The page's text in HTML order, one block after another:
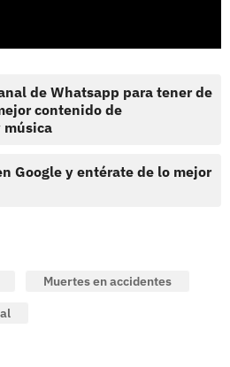
de Whatsapp para tener de
contenido de
Google y entérate de lo mejor
Muertes en accidentes